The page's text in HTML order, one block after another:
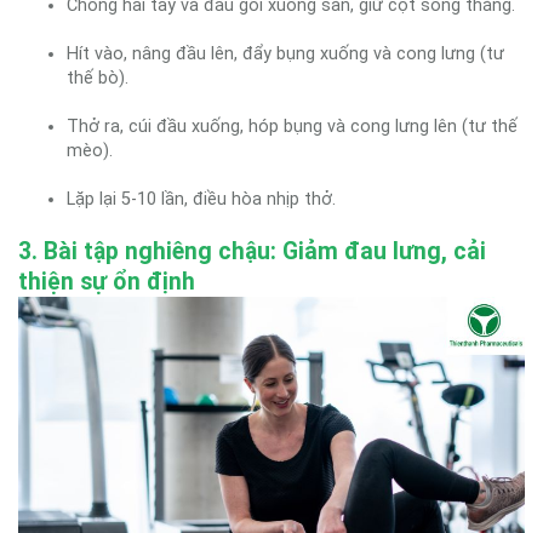
Chống hai tay và đầu gối xuống sàn, giữ cột sống thẳng.
Hít vào, nâng đầu lên, đẩy bụng xuống và cong lưng (tư
thế bò).
Thở ra, cúi đầu xuống, hóp bụng và cong lưng lên (tư thế
mèo).
Lặp lại 5-10 lần, điều hòa nhịp thở.
3. Bài tập nghiêng chậu: Giảm đau lưng, cải
thiện sự ổn định